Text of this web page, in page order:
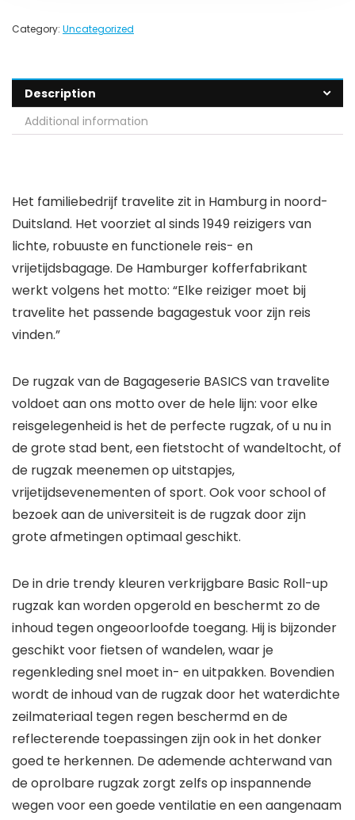
Category: Uncategorized
Description
Additional information
Het familiebedrijf travelite zit in Hamburg in noord-
Duitsland. Het voorziet al sinds 1949 reizigers van
lichte, robuuste en functionele reis- en
vrijetijdsbagage. De Hamburger kofferfabrikant
werkt volgens het motto: “Elke reiziger moet bij
travelite het passende bagagestuk voor zijn reis
vinden.”
De rugzak van de Bagageserie BASICS van travelite
voldoet aan ons motto over de hele lijn: voor elke
reisgelegenheid is het de perfecte rugzak, of u nu in
de grote stad bent, een fietstocht of wandeltocht, of
de rugzak meenemen op uitstapjes,
vrijetijdsevenementen of sport. Ook voor school of
bezoek aan de universiteit is de rugzak door zijn
grote afmetingen optimaal geschikt.
De in drie trendy kleuren verkrijgbare Basic Roll-up
rugzak kan worden opgerold en beschermt zo de
inhoud tegen ongeoorloofde toegang. Hij is bijzonder
geschikt voor fietsen of wandelen, waar je
regenkleding snel moet in- en uitpakken. Bovendien
wordt de inhoud van de rugzak door het waterdichte
zeilmateriaal tegen regen beschermd en de
reflecterende toepassingen zijn ook in het donker
goed te herkennen. De ademende achterwand van
de oprolbare rugzak zorgt zelfs op inspannende
wegen voor een goede ventilatie en een aangenaam